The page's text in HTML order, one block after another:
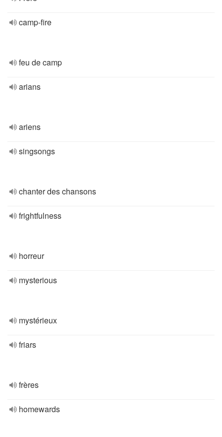
camp-fire
feu de camp
arians
ariens
singsongs
chanter des chansons
frightfulness
horreur
mysterious
mystérieux
friars
frères
homewards